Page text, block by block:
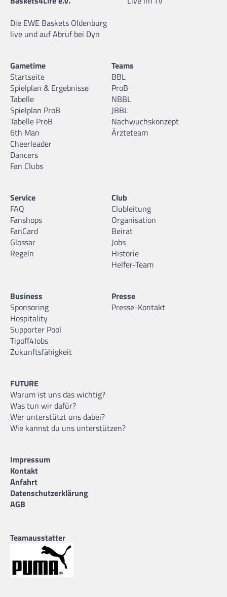
Die EWE Baskets Oldenburg
live und auf Abruf bei Dyn
Gametime
Startseite
Spielplan & Ergebnisse
Tabelle
Spielplan ProB
Tabelle ProB
6th Man
Cheerleader
Dancers
Fan Clubs
Teams
BBL
ProB
NBBL
JBBL
Nachwuchskonzept
Ärzteteam
Service
FAQ
Fanshops
FanCard
Glossar
Regeln
Club
Clubleitung
Organisation
Beirat
Jobs
Historie
Helfer-Team
Business
Sponsoring
Hospitality
Supporter Pool
Tipoff4Jobs
Zukunftsfähigkeit
Presse
Presse-Kontakt
FUTURE
Warum ist uns das wichtig?
Was tun wir dafür?
Wer unterstützt uns dabei?
Wie kannst du uns unterstützen?
Impressum
Kontakt
Anfahrt
Datenschutzerklärung
AGB
Teamausstatter